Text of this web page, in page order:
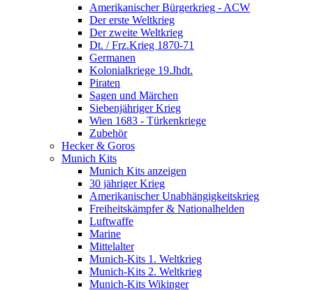
Amerikanischer Bürgerkrieg - ACW
Der erste Weltkrieg
Der zweite Weltkrieg
Dt. / Frz.Krieg 1870-71
Germanen
Kolonialkriege 19.Jhdt.
Piraten
Sagen und Märchen
Siebenjähriger Krieg
Wien 1683 - Türkenkriege
Zubehör
Hecker & Goros
Munich Kits
Munich Kits anzeigen
30 jähriger Krieg
Amerikanischer Unabhängigkeitskrieg
Freiheitskämpfer & Nationalhelden
Luftwaffe
Marine
Mittelalter
Munich-Kits 1. Weltkrieg
Munich-Kits 2. Weltkrieg
Munich-Kits Wikinger